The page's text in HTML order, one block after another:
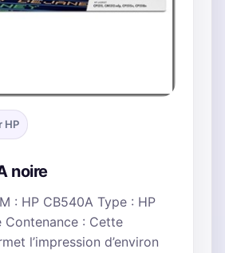
HP
noire
: HP CB540A Type : HP
Contenance : Cette
l’impression d’environ